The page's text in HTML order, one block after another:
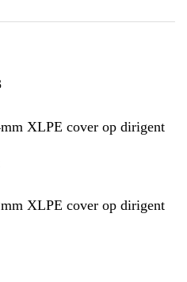
XLPE cover op dirigent
XLPE cover op dirigent